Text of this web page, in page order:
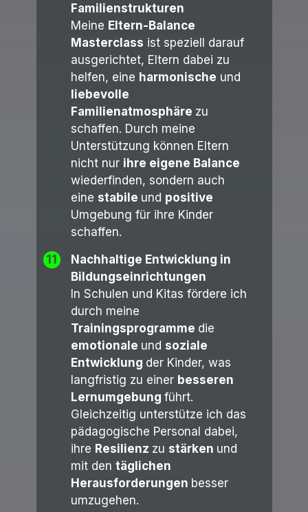
Familienstrukturen
Meine Eltern-Balance
Masterclass ist speziell darauf
ausgerichtet, Eltern dabei zu
helfen, eine harmonische und
liebevolle
Familienatmosphäre zu
schaffen. Durch meine
Unterstützung können Eltern
nicht nur ihre eigene Balance
wiederfinden, sondern auch
eine stabile und positive
Umgebung für ihre Kinder
schaffen.
11
Nachhaltige Entwicklung in
Bildungseinrichtungen
In Schulen und Kitas fördere ich
durch meine
Trainingsprogramme die
emotionale und soziale
Entwicklung der Kinder, was
langfristig zu einer besseren
Lernumgebung führt.
Gleichzeitig unterstütze ich das
pädagogische Personal dabei,
ihre Resilienz zu stärken und
mit den täglichen
Herausforderungen besser
umzugehen.